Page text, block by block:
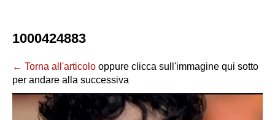
1000424883
← Torna all'articolo oppure clicca sull'immagine qui sotto
per andare alla successiva